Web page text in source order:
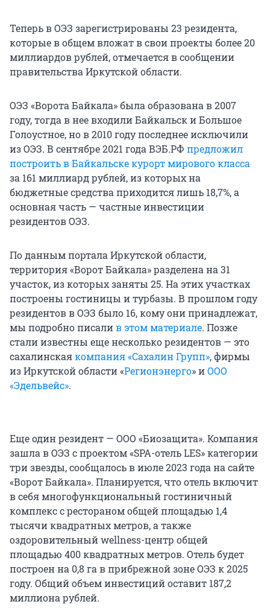
Теперь в ОЭЗ зарегистрированы 23 резидента,
которые в общем вложат в свои проекты более 20
миллиардов рублей, отмечается в сообщении
правительства Иркутской области.
ОЭЗ «Ворота Байкала» была образована в 2007
году, тогда в нее входили Байкальск и Большое
Голоустное, но в 2010 году последнее исключили
из ОЭЗ. В сентябре 2021 года ВЭБ.РФ предложил
построить в Байкальске курорт мирового класса
за 161 миллиард рублей, из которых на
бюджетные средства приходится лишь 18,7%, а
основная часть — частные инвестиции
резидентов ОЭЗ.
По данным портала Иркутской области,
территория «Ворот Байкала» разделена на 31
участок, из которых заняты 25. На этих участках
построены гостиницы и турбазы. В прошлом году
резидентов в ОЭЗ было 16, кому они принадлежат,
мы подробно писалив этом материале. Позже
стали известны еще несколько резидентов — это
сахалинскаякомпания «Сахалин Групп», фирмы
из Иркутской области «Регионэнерго» иООО
«Эдельвейс».
Еще один резидент — ООО «Биозащита». Компания
зашла в ОЭЗ с проектом «SPA-отель LES» категории
три звезды, сообщалось в июле 2023 года на сайте
«Ворот Байкала». Планируется, что отель включит
в себя многофункциональный гостиничный
комплекс с рестораном общей площадью 1,4
тысячи квадратных метров, а также
оздоровительный wellness-центр общей
площадью 400 квадратных метров. Отель будет
построен на 0,8 га в прибрежной зоне ОЭЗ к 2025
году. Общий объем инвестиций оставит 187,2
миллиона рублей.